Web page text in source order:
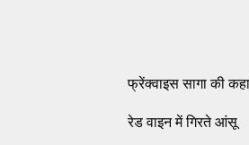
फ्रेंक्‍वाइस सागा की
रेड वाइन में गिरते आंसू